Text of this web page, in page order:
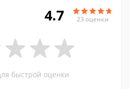
4.7 23 оценки
быстрой оценки